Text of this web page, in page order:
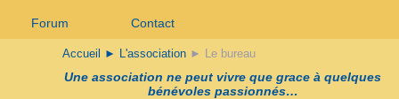
Forum Contact
Accueil ► L'association ► Le bureau
Une association ne peut vivre que grace à quelques
bénévoles passionnés…